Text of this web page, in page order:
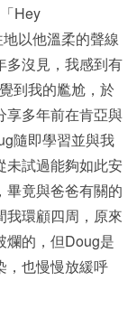
Hey
以他溫柔的聲線
多沒見，我感到有
到我的尷尬，於
享多年前在肯亞與
隨即學習並與我
試過能夠如此安
畢竟與爸爸有關的
我環顧四周，原來
爛的，但Doug是
，也慢慢放緩呼